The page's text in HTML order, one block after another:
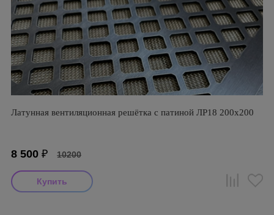
Латунная вентиляционная решётка с патиной ЛР18 200х200
8 500 ₽ 10200